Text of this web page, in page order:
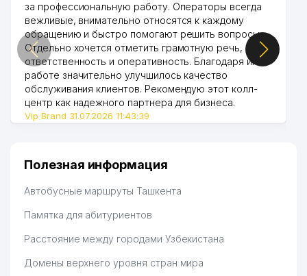
за профессиональную работу. Операторы всегда
вежливые, внимательно относятся к каждому
обращению и быстро помогают решить вопросы.
Отдельно хочется отметить грамотную речь,
ответственность и оперативность. Благодаря их
работе значительно улучшилось качество
обслуживания клиентов. Рекомендую этот колл-
центр как надежного партнера для бизнеса.
Vip Brand 31.07.2026 11:43:39
Полезная информация
Автобусные маршруты Ташкента
Памятка для абитуриентов
Расстояние между городами Узбекистана
Домены верхнего уровня стран мира